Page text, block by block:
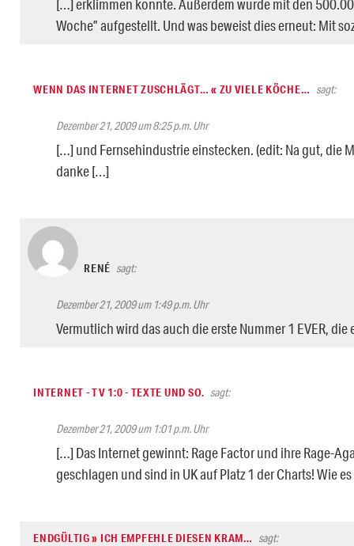
[…] erklimmen konnte. Außerdem wurde mit den
Woche” aufgestellt. Und was beweist dies erneut: Mit
WENN DAS INTERNET ZUSCHLÄGT… « ZU VIELE KÖCHE… sagt:
Dezember 21, 2009 um 8:25 p.m. Uhr
[…] und Fernsehindustrie einstecken. (edit: Na gut, die
danke […]
RENÉ sagt:
Dezember 21, 2009 um 1:49 p.m. Uhr
Vermutlich wird das auch die erste Nummer 1 EVER,
INTERNET - TV 1:0 - TEXTE UND SO. sagt:
Dezember 21, 2009 um 1:01 p.m. Uhr
[…] Das Internet gewinnt: Rage Factor und ihre Rage-
geschlagen und sind in UK auf Platz 1 der Charts! Wie
ENDGÜLTIG » ICH EMPFEHLE DIESEN KRAM… sagt: